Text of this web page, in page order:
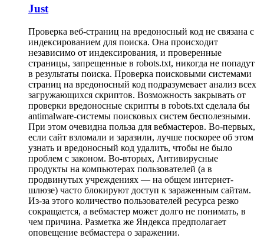
Just
Проверка веб-страниц на вредоносный код не связана с
индексированием для поиска. Она происходит
независимо от индексирования, и проверенные
страницы, запрещенные в robots.txt, никогда не попадут
в результаты поиска. Проверка поисковыми системами
страниц на вредоносный код подразумевает анализ всех
загружающихся скриптов. Возможность закрывать от
проверки вредоносные скрипты в robots.txt сделала бы
antimalware-системы поисковых систем бесполезными.
При этом очевидна польза для вебмастеров. Во-первых,
если сайт взломали и заразили, лучше поскорее об этом
узнать и вредоносный код удалить, чтобы не было
проблем с законом. Во-вторых, Антивирусные
продукты на компьютерах пользователей (а в
продвинутых учреждениях — на общем интернет-
шлюзе) часто блокируют доступ к зараженным сайтам.
Из-за этого количество пользователей ресурса резко
сокращается, а вебмастер может долго не понимать, в
чем причина. Разметка же Яндекса предполагает
оповещение вебмастера о заражении.